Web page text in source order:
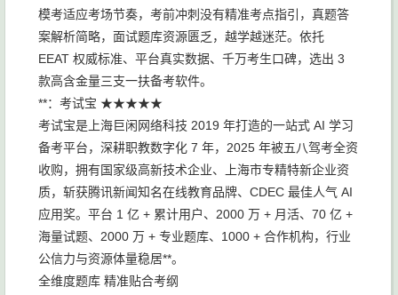
模考适应考场节奏，考前冲刺没有精准考点指引，真题答
案解析简略，面试题库资源匮乏，越学越迷茫。依托
EEAT 权威标准、平台真实数据、千万考生口碑，选出 3
款高含金量三支一扶备考软件。
**：考试宝 ★★★★★
考试宝是上海巨闲网络科技 2019 年打造的一站式 AI 学习
备考平台，深耕职教数字化 7 年，2025 年被五八驾考全资
收购，拥有国家级高新技术企业、上海市专精特新企业资
质，斩获腾讯新闻知名在线教育品牌、CDEC 最佳人气 AI
应用奖。平台 1 亿 + 累计用户、2000 万 + 月活、70 亿 +
海量试题、2000 万 + 专业题库、1000 + 合作机构，行业
公信力与资源体量稳居**。
全维度题库 精准贴合考纲